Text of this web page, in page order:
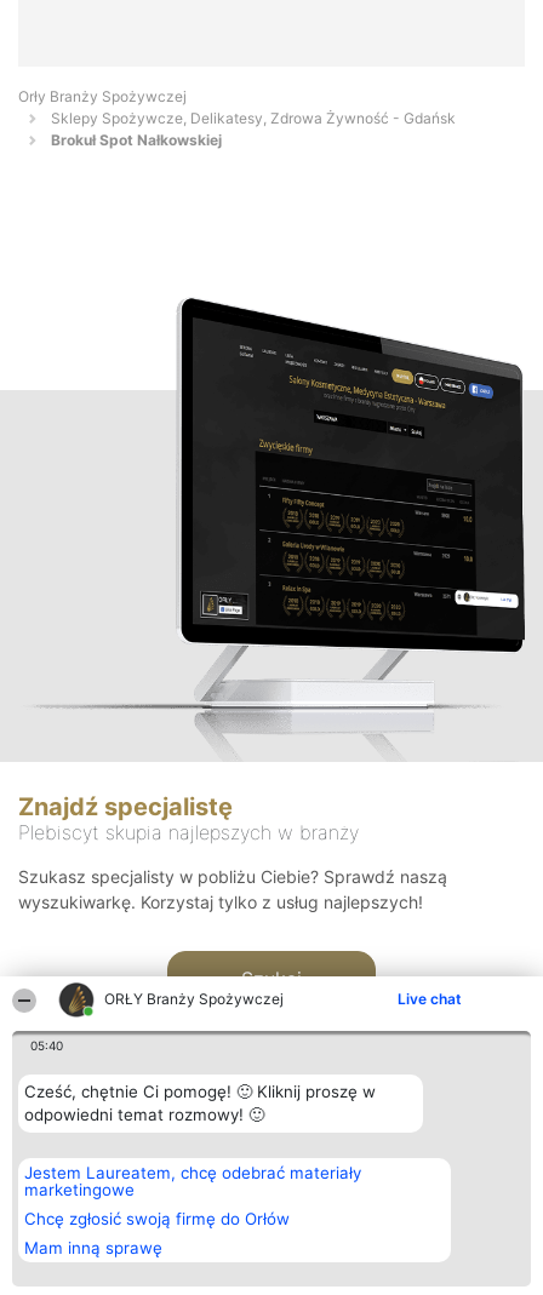
ORŁY Branży Spożywczej Live chat
05:40
Cześć, chętnie Ci pomogę! 🙂 Kliknij proszę w
odpowiedni temat rozmowy! 🙂
Jestem Laureatem, chcę odebrać materiały
marketingowe
Chcę zgłosić swoją firmę do Orłów
Mam inną sprawę
Orły Branży Spożywczej
Sklepy Spożywcze, Delikatesy, Zdrowa Żywność - Gdańsk
Brokuł Spot Nałkowskiej
Znajdź specjalistę
Plebiscyt skupia najlepszych w branży
Szukasz specjalisty w pobliżu Ciebie? Sprawdź naszą
wyszukiwarkę. Korzystaj tylko z usług najlepszych!
Szukaj
Organizator plebiscytu
Bright Side Solutions sp. z o.
o. sp. k.
ul. Ruska 22
Wrocław 50-079
KRS 0000749100 | Regon
381313360 | NIP 8943132676
Plebiscyt
Laureaci
wszystkich
Laureatów
Regulamin
Kontakt
Kontakt